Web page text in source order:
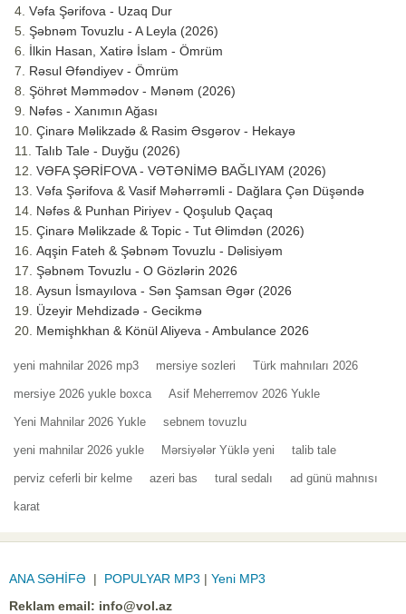
Vəfa Şərifova - Uzaq Dur
Şəbnəm Tovuzlu - A Leyla (2026)
İlkin Hasan, Xatirə İslam - Ömrüm
Rəsul Əfəndiyev - Ömrüm
Şöhrət Məmmədov - Mənəm (2026)
Nəfəs - Xanımın Ağası
Çinarə Məlikzadə & Rasim Əsgərov - Hekayə
Talıb Tale - Duyğu (2026)
VƏFA ŞƏRİFOVA - VƏTƏNİMƏ BAĞLIYAM (2026)
Vəfa Şərifova & Vasif Məhərrəmli - Dağlara Çən Düşəndə
Nəfəs & Punhan Piriyev - Qoşulub Qaçaq
Çinarə Məlikzade & Topic - Tut Əlimdən (2026)
Aqşin Fateh & Şəbnəm Tovuzlu - Dəlisiyəm
Şəbnəm Tovuzlu - O Gözlərin 2026
Aysun İsmayılova - Sən Şamsan Əgər (2026
Üzeyir Mehdizadə - Gecikmə
Memişhkhan & Könül Aliyeva - Ambulance 2026
yeni mahnilar 2026 mp3 mersiye sozleri Türk mahnıları 2026
mersiye 2026 yukle boxca Asif Meherremov 2026 Yukle
Yeni Mahnilar 2026 Yukle sebnem tovuzlu
yeni mahnilar 2026 yukle Mərsiyələr Yüklə yeni talib tale
perviz ceferli bir kelme azeri bas tural sedalı ad günü mahnısı
karat
ANA SƏHİFƏ | POPULYAR MP3 | Yeni MP3
Reklam email: info@vol.az